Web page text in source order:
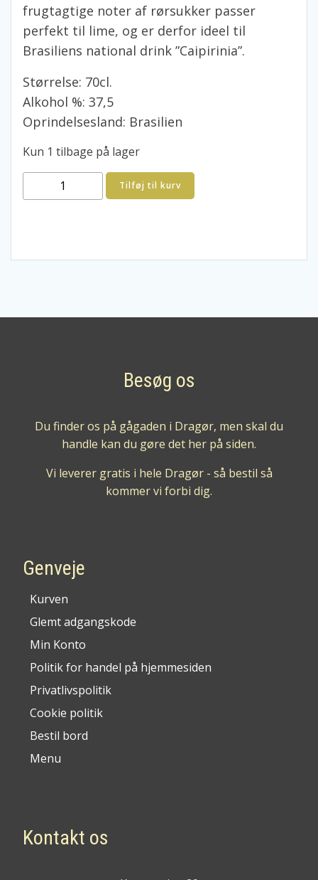
frugtagtige noter af rørsukker passer
perfekt til lime, og er derfor ideel til
Brasiliens national drink ”Caipirinia”.
Størrelse: 70cl.
Alkohol %: 37,5
Oprindelsesland: Brasilien
Kun 1 tilbage på lager
Aguacana
Cachaca
Tilføj til kurv
Besøg os
Du finder os på gågaden i Dragør, men skal du
handle kan du gøre det her på siden.
Vi leverer gratis i hele Dragør - så bestil så
kommer vi forbi dig.
Genveje
Kurven
Glemt adgangskode
Min Konto
Politik for handel på hjemmesiden
Privatlivspolitik
Cookie politik
Bestil bord
Menu
Kontakt os